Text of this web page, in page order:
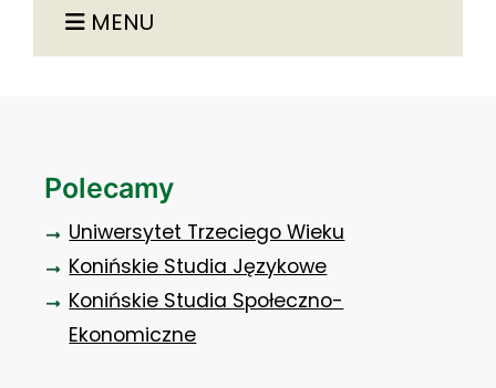
MENU
Polecamy
Uniwersytet Trzeciego Wieku
Konińskie Studia Językowe
Konińskie Studia Społeczno-
Ekonomiczne